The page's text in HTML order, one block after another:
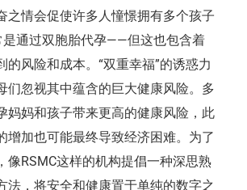
之情会促使许多人憧憬拥有多个孩子
通过双胞胎代孕——但这也包含着
的风险和成本。“双重幸福”的诱惑力
们忽视其中蕴含的巨大健康风险。多
妈妈和孩子带来更高的健康风险，此
增加也可能最终导致经济困难。为了
像RSMC这样的机构提倡一种深思熟
法，将安全和健康置于单纯的数字之